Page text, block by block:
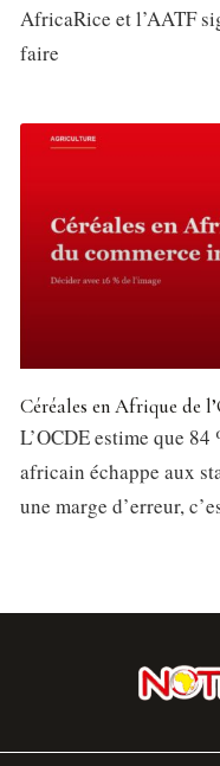
AfricaRice et l’AATF
faire
Céréales en Afrique de
L’OCDE estime que
africain échappe aux
une marge d’erreur,